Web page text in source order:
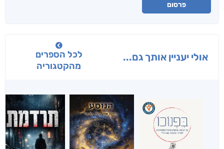
פרסום
אולי יעניין אותך גם...
לכל הספרים
מהקטגוריה